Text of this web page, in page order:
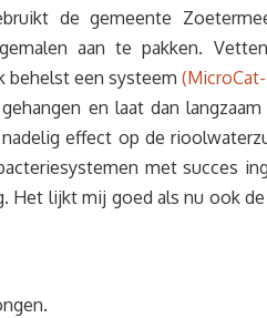
de gemeente
aan te pakken.
behelst een systeem
en laat dan
effect op de
met succes
Het lijkt mij goed als nu ook